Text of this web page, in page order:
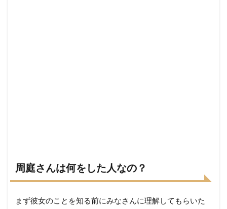
周庭さんは何をした人なの？
まず彼女のことを知る前にみなさんに理解してもらいた